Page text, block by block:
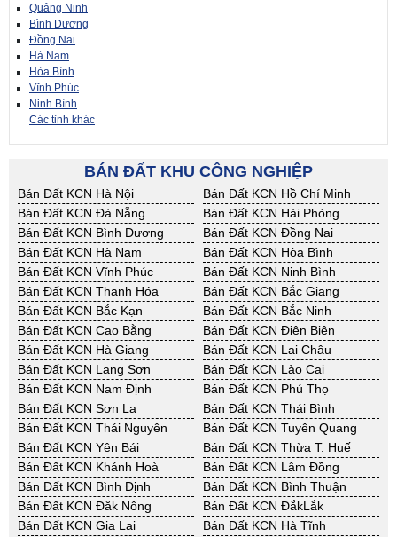
Quảng Ninh
Bình Dương
Đồng Nai
Hà Nam
Hòa Bình
Vĩnh Phúc
Ninh Bình
Các tỉnh khác
BÁN ĐẤT KHU CÔNG NGHIỆP
Bán Đất KCN Hà Nội
Bán Đất KCN Hồ Chí Minh
Bán Đất KCN Đà Nẵng
Bán Đất KCN Hải Phòng
Bán Đất KCN Bình Dương
Bán Đất KCN Đồng Nai
Bán Đất KCN Hà Nam
Bán Đất KCN Hòa Bình
Bán Đất KCN Vĩnh Phúc
Bán Đất KCN Ninh Bình
Bán Đất KCN Thanh Hóa
Bán Đất KCN Bắc Giang
Bán Đất KCN Bắc Kạn
Bán Đất KCN Bắc Ninh
Bán Đất KCN Cao Bằng
Bán Đất KCN Điện Biên
Bán Đất KCN Hà Giang
Bán Đất KCN Lai Châu
Bán Đất KCN Lạng Sơn
Bán Đất KCN Lào Cai
Bán Đất KCN Nam Định
Bán Đất KCN Phú Thọ
Bán Đất KCN Sơn La
Bán Đất KCN Thái Bình
Bán Đất KCN Thái Nguyên
Bán Đất KCN Tuyên Quang
Bán Đất KCN Yên Bái
Bán Đất KCN Thừa T. Huế
Bán Đất KCN Khánh Hoà
Bán Đất KCN Lâm Đồng
Bán Đất KCN Bình Định
Bán Đất KCN Bình Thuận
Bán Đất KCN Đăk Nông
Bán Đất KCN ĐắkLắk
Bán Đất KCN Gia Lai
Bán Đất KCN Hà Tĩnh